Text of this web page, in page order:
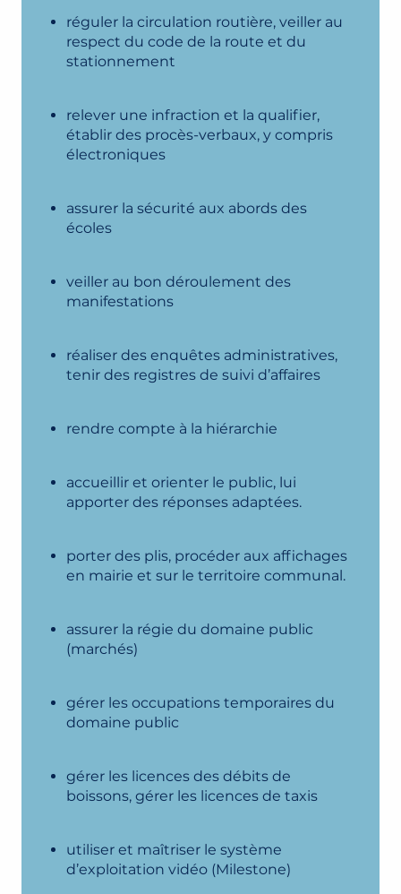
réguler la circulation routière, veiller au
respect du code de la route et du
stationnement
relever une infraction et la qualifier,
établir des procès-verbaux, y compris
électroniques
assurer la sécurité aux abords des
écoles
veiller au bon déroulement des
manifestations
réaliser des enquêtes administratives,
tenir des registres de suivi d’affaires
rendre compte à la hiérarchie
accueillir et orienter le public, lui
apporter des réponses adaptées.
porter des plis, procéder aux affichages
en mairie et sur le territoire communal.
assurer la régie du domaine public
(marchés)
gérer les occupations temporaires du
domaine public
gérer les licences des débits de
boissons, gérer les licences de taxis
utiliser et maîtriser le système
d’exploitation vidéo (Milestone)